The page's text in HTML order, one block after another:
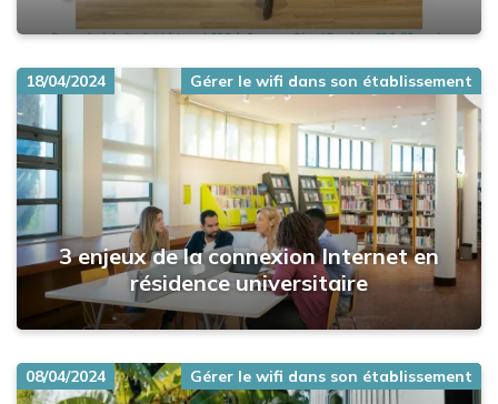
3 enjeux de la connexion Internet en
résidence universitaire
18/04/2024 Gérer le wifi dans son établissement
08/04/2024 Gérer le wifi dans son établissement